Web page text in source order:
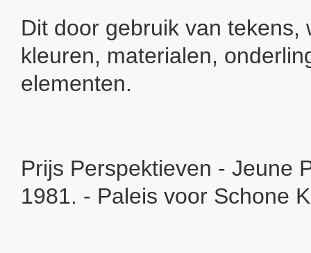
Dit door gebruik van tekens,
kleuren, materialen,
elementen.
Prijs Perspektieven - Jeune
1981. - Paleis voor Schone